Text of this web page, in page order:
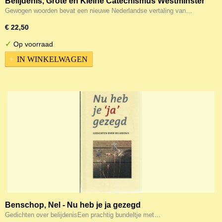
- Gewogen Woorden
Gewogen woorden bevat een nieuwe Nederlandse vertaling van…
€ 22,50
✓ Op voorraad
IN WINKELWAGEN
Benschop, Nel - Nu heb je ja gezegd
Gedichten over belijdenisEen prachtig bundeltje met…